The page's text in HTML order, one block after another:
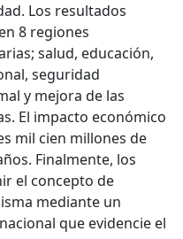
Los resultados
8 regiones
salud, educación,
seguridad
y mejora de las
El impacto económico
mil cien millones de
Finalmente, los
el concepto de
mediante un
que evidencie el